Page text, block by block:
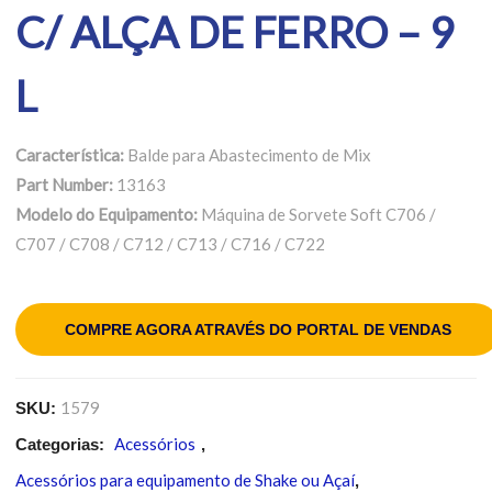
C/ ALÇA DE FERRO – 9
L
Característica: Balde para Abastecimento de Mix
Part Number: 13163
Modelo do Equipamento: Máquina de Sorvete Soft C706 /
C707 / C708 / C712 / C713 / C716 / C722
COMPRE AGORA ATRAVÉS DO PORTAL DE VENDAS
SKU: 1579
Categorias: Acessórios ,
Acessórios para equipamento de Shake ou Açaí,